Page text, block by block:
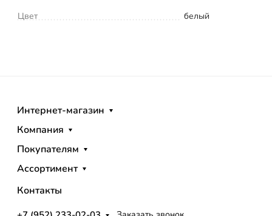
Цвет
белый
Интернет-магазин
Компания
Покупателям
Ассортимент
Контакты